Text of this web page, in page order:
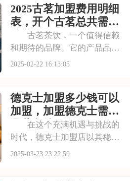
现在蜜雪冰城乡镇可以加盟
吗，蜜雪冰城奶茶店需要投资
多少钱的具体分析！希
2025古茗加盟费用明细
表，开个古茗总共需要
多少万元
古茗茶饮，一个值得信赖
和期待的品牌。它的产品品质
有保障，服务贴心周到。加盟
来。本文将为你揭秘2025古茗
加盟费用明细表，开个古茗总
共需要多少万元
2025-02-22 16:13:05
德克士加盟多少钱可以
加盟，加盟德克士需要
哪些条件
在这个充满机遇与挑战的
时代，德克士加盟店以其稳健
的经营和不断创新的精神，成
2025-03-23 23:22:59